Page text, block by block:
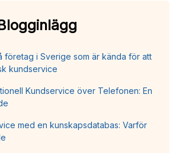
företag i Sverige som är kända för att
kundservice
Kundservice över Telefonen: En
med en kunskapsdatabas: Varför